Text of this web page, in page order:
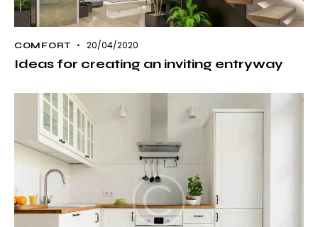
COMFORT 20/04/2020
Ideas for creating an inviting entryway